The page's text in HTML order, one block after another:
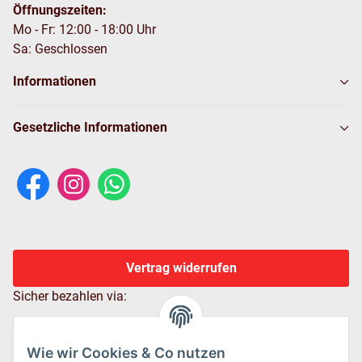
Wie wir Cookies & Co nutzen
Öffnungszeiten:
Mo - Fr: 12:00 - 18:00 Uhr
Sa: Geschlossen
Informationen
Gesetzliche Informationen
Vertrag widerrufen
Sicher bezahlen via: